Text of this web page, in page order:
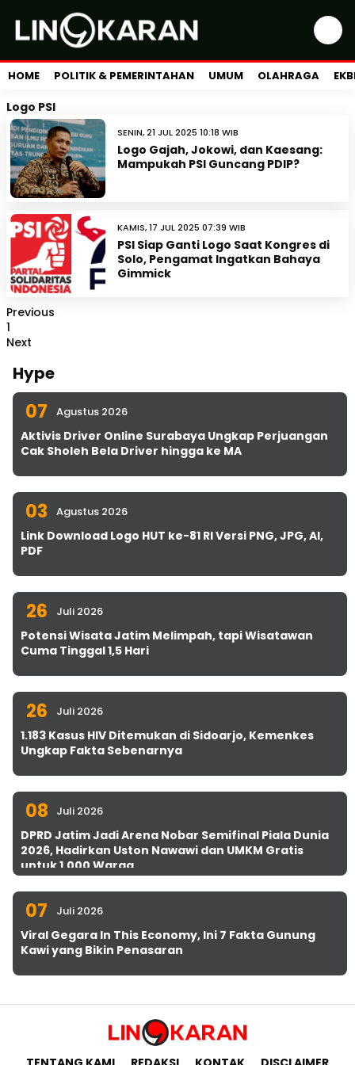
HOME POLITIK & PEMERINTAHAN UMUM OLAHRAGA
Logo PSI
SENIN, 21 JUL 2025 10:18 WIB
Logo Gajah, Jokowi, dan Kaesang:
Mampukah PSI Guncang PDIP?
KAMIS, 17 JUL 2025 07:39 WIB
PSI Siap Ganti Logo Saat Kongres di
Solo, Pengamat Ingatkan Bahaya
Gimmick
Previous
1
Next
Hype
07 Agustus 2026
Aktivis Driver Online Surabaya Ungkap Perjuangan
Cak Sholeh Bela Driver hingga ke MA
03 Agustus 2026
Link Download Logo HUT ke-81 RI Versi PNG, JPG, AI,
PDF
26 Juli 2026
Potensi Wisata Jatim Melimpah, tapi Wisatawan
Cuma Tinggal 1,5 Hari
26 Juli 2026
1.183 Kasus HIV Ditemukan di Sidoarjo, Kemenkes
Ungkap Fakta Sebenarnya
08 Juli 2026
DPRD Jatim Jadi Arena Nobar Semifinal Piala Dunia
2026, Hadirkan Uston Nawawi dan UMKM Gratis
untuk 1.000 Warga
07 Juli 2026
Viral Gegara In This Economy, Ini 7 Fakta Gunung
Kawi yang Bikin Penasaran